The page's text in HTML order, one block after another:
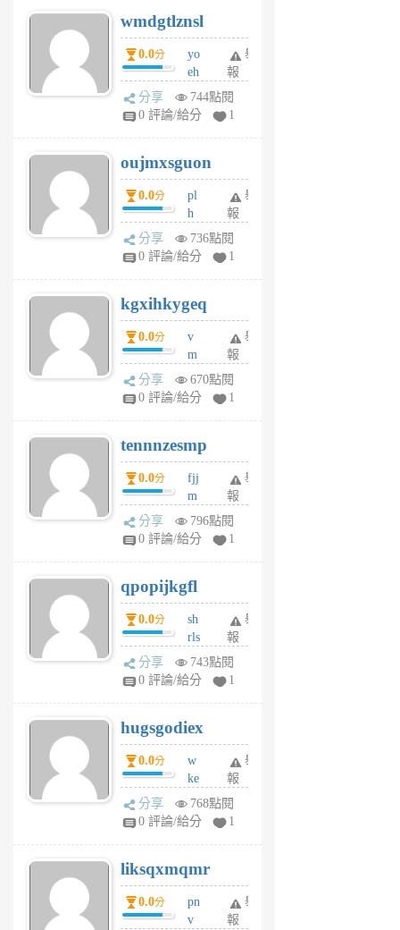
R
P
m
v
A
V
個
月
前
wmdgtlznsl
0.0分
yo
eh
ld
gy
個
月
前
舉
報
分享
744點閱
0 評論/給分
1
oujmxsguon
0.0分
pl
h
wi
w
6
個
月
前
舉
報
分享
736點閱
0 評論/給分
1
kgxihkygeq
0.0分
v
m
sg
sr
6
個
月
前
舉
報
分享
670點閱
0 評論/給分
1
tennnzesmp
0.0分
fjj
m
w
rs
6
個
月
前
舉
報
分享
796點閱
0 評論/給分
1
qpopijkgfl
0.0分
sh
rls
k
m
6
個
月
前
舉
報
分享
743點閱
0 評論/給分
1
hugsgodiex
0.0分
w
ke
rv
pj
6
個
月
前
舉
報
分享
768點閱
0 評論/給分
1
liksqxmqmr
0.0分
pn
v
舉
報